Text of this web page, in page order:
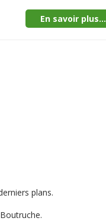
En savoir plus...
plans.